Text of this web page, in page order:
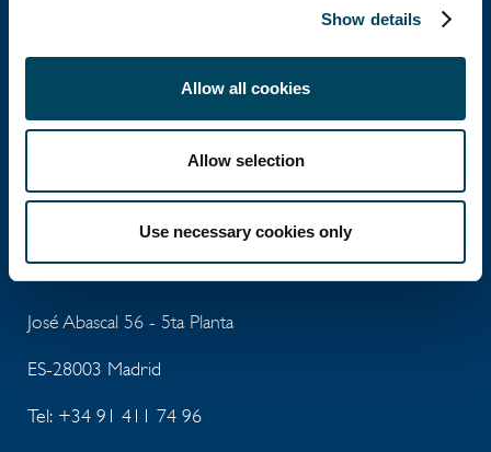
Show details
Allow all cookies
Allow selection
Use necessary cookies only
Catella es una empresa líder especializada en
inversiones inmobiliarias con operaciones en 12
países.
José Abascal 56 - 5ta Planta
ES-28003 Madrid
Tel: +34 91 411 74 96